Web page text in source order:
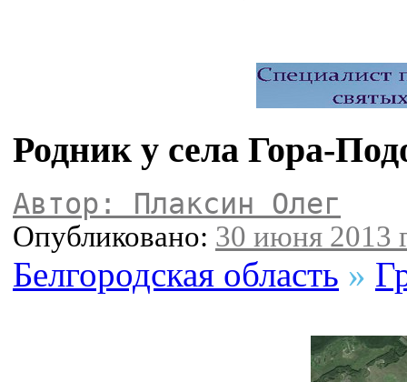
Родник у села Гора-
Автор: Плаксин Олег
Опубликовано: 30 июня 2013
Белгородская область »